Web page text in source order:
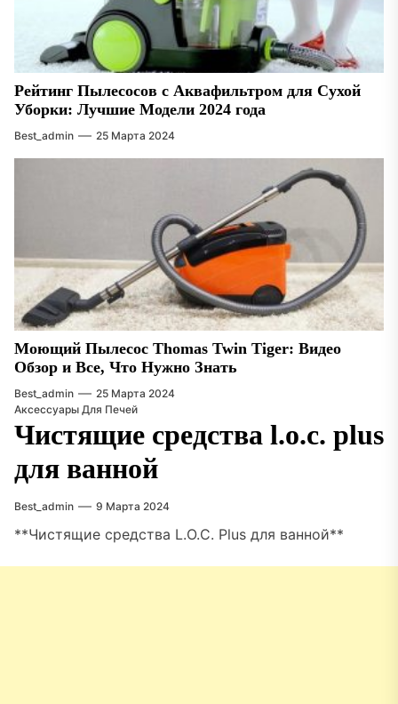
Рейтинг Пылесосов с Аквафильтром для Сухой
Уборки: Лучшие Модели 2024 года
Best_admin 25 Марта 2024
Моющий Пылесос Thomas Twin Tiger: Видео
Обзор и Все, Что Нужно Знать
Best_admin
25 Марта 2024
Аксессуары Для Печей
Чистящие средства l.o.c. plus
для ванной
Best_admin 9 Марта 2024
**Чистящие средства L.O.C. Plus для ванной**